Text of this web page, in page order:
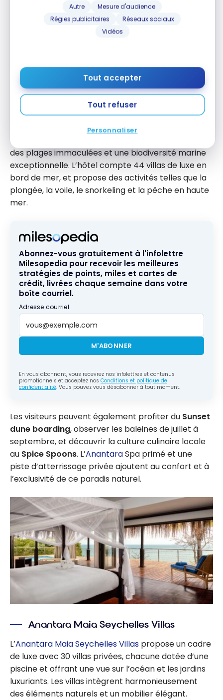
Autre
Mesure d'audience
Régies publicitaires
Réseaux sociaux
Vidéos
Tout accepter
Tout refuser
Personnaliser
En Afrique
Anantara Bazaruto Island Resort
Sur l’île de Bazaruto au Mozambique, l’
Bazaruto Island Resort
des plages immaculées et une biodiversité marine
exceptionnelle. L’hôtel compte 44 villas de luxe en
bord de mer, et propose des activités telles que la
plongée, la voile, le snorkeling et la pêche en haute
mer.
Abonnez-vous gratuitement à l'infolettre
Milesopedia pour recevoir les meilleures
stratégies de points, miles et cartes de
crédit, livrées chaque semaine dans votre
boîte courriel.
Adresse courriel
M'ABONNER
En vous abonnant, vous recevrez nos infolettres et contenus
promotionnels et acceptez nos Conditions et politique de
confidentialité. Vous pouvez vous désabonner à tout moment.
Les visiteurs peuvent également profiter du Sunset
dune boarding, observer les baleines de juillet à
septembre, et découvrir la culture culinaire locale
au Spice Spoons. L’AnantaraSpa primé et une
piste d’atterrissage privée ajoutent au confort et à
l’exclusivité de ce paradis naturel.
Anantara Maia Seychelles Villas
L’Anantara Maia Seychelles Villas propose un cadre
de luxe avec 30 villas privées, chacune dotée d’une
piscine et offrant une vue sur l’océan et les jardins
luxuriants. Les villas intègrent harmonieusement
des éléments naturels et un mobilier élégant.